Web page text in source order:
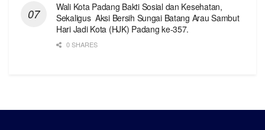
Wali Kota Padang Bakti Sosial dan Kesehatan,
Sekaligus Aksi Bersih Sungai Batang Arau Sambut
Hari Jadi Kota (HJK) Padang ke-357.
0 SHARES